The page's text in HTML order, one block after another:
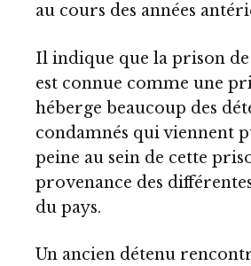
au cours des années
Il indique que la prison
est connue comme une
héberge beaucoup des
condamnés qui viennent
peine au sein de cette
provenance des
du pays.
Un ancien détenu